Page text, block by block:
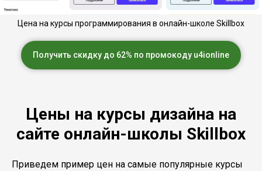
Цена на курсы программирования в онлайн-школе Skillbox
Получить скидку до 62% по промокоду u4ionline
Цены на курсы дизайна на
сайте онлайн-школы Skillbox
Приведем пример цен на самые популярные курсы